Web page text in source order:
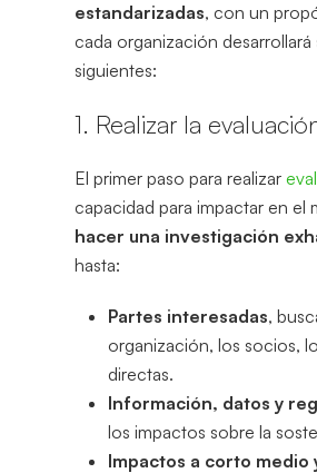
estandarizadas, con un
cada organización
siguientes:
1. Realizar la
El primer paso para realizar
capacidad para impactar en el
hacer una investigación
hasta:
Partes interesadas,
organización, los socios,
directas.
Información, datos y
los impactos sobre la
Impactos a corto medio